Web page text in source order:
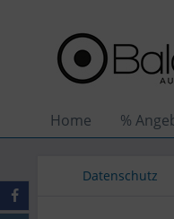
Home %
Datenschutz